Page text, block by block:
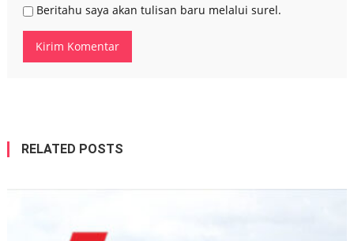
Beritahu saya akan tulisan baru melalui surel.
RELATED POSTS